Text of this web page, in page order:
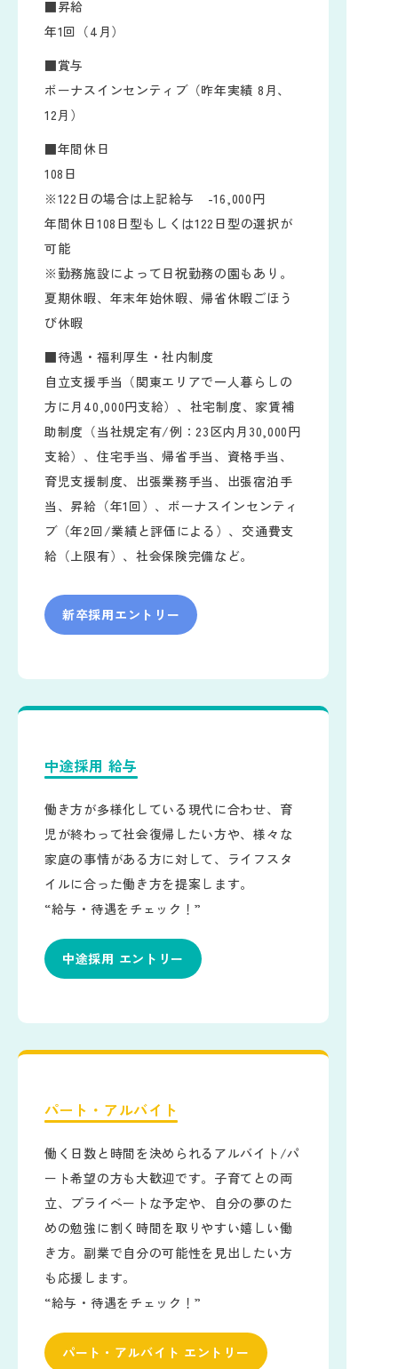
■昇給
年1回（4月）
■賞与
ボーナスインセンティブ（昨年実績 8月、
12月）
■年間休日
108日
※122日の場合は上記給与 -16,000円
年間休日108日型もしくは122日型の選択が
可能
※勤務施設によって日祝勤務の園もあり。
夏期休暇、年末年始休暇、帰省休暇ごほう
び休暇
■待遇・福利厚生・社内制度
自立支援手当（関東エリアで一人暮らしの
方に月40,000円支給）、社宅制度、家賃補
助制度（当社規定有/例：23区内月30,000円
支給）、住宅手当、帰省手当、資格手当、
育児支援制度、出張業務手当、出張宿泊手
当、昇給（年1回）、ボーナスインセンティ
ブ（年2回/業績と評価による）、交通費支
給（上限有）、社会保険完備など。
新卒採用エントリー
中途採用 給与
働き方が多様化している現代に合わせ、育
児が終わって社会復帰したい方や、様々な
家庭の事情がある方に対して、ライフスタ
イルに合った働き方を提案します。
“給与・待遇をチェック！”
中途採用 エントリー
パート・アルバイト
働く日数と時間を決められるアルバイト/パ
ート希望の方も大歓迎です。子育てとの両
立、プライベートな予定や、自分の夢のた
めの勉強に割く時間を取りやすい嬉しい働
き方。副業で自分の可能性を見出したい方
も応援します。
“給与・待遇をチェック！”
パート・アルバイト エントリー